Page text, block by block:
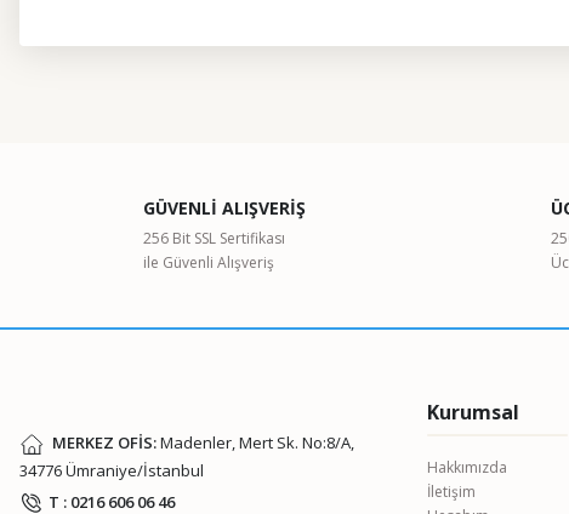
Ürün açıklamasında eksik bilgiler bulunuyor.
Ürün bilgilerinde hatalar bulunuyor.
GÜVENLİ ALIŞVERİŞ
256 Bit SSL Sertifikası
ile Güvenli Alışveriş
MERKEZ OFİS:Madenler, Mert Sk. No:8/A,
34776 Ümraniye/İstanbul
T : 0216 606 06 46
Kurumsal
Hakkımızda
İletişim